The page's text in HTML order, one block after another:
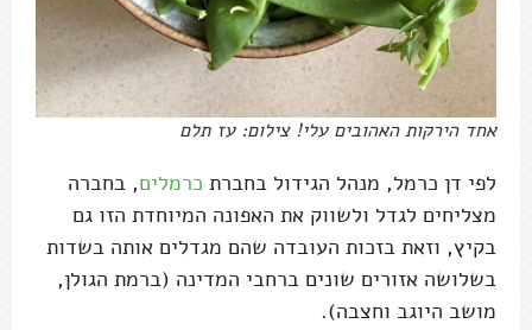
אחד הירקות האהובים עלי! צילום: עז תלם
לפי דן כרמל, מנהל הגידול בחברת כרמלים, בחברה
מצליחים לגדל ולשווק את האפונה המיוחדת הזו גם
בקיץ, וזאת בזכות העובדה שהם מגדלים אותה בשדות
בשלושה אזורים שונים ברחבי המדינה (ברמת הגולן,
מושב היוגב וחצבה).